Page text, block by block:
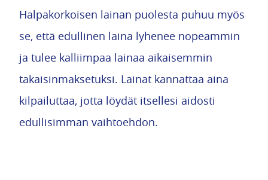
Halpakorkoisen lainan puolesta puhuu myös
se, että edullinen laina lyhenee nopeammin
ja tulee kalliimpaa lainaa aikaisemmin
takaisinmaksetuksi. Lainat kannattaa aina
kilpailuttaa, jotta löydät itsellesi aidosti
edullisimman vaihtoehdon.